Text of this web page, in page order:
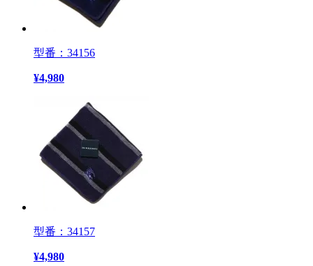
型番：34156
¥4,980
型番：34157
¥4,980